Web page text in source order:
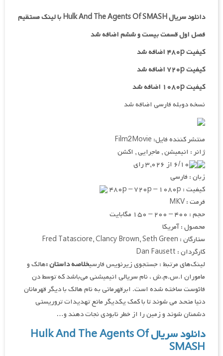
دانلود سریال Hulk And The Agents Of SMASH با لینک مستقیم
فصل اول قسمت بیست و ششم اضافه شد
کیفیت ۴۸۰p اضافه شد
کیفیت ۷۲۰p
اضافه شد
کیفیت ۱۰۸۰p اضافه شد
نسخه دوبله فارسی اضافه شد
منتشر کننده فایل: Film2Movie
ژانر : انیمیشن , ماجرایی , اکشن
۶/۱۰ از ۳,۰۲۶ رای
زبان : فارسی
کیفیت : ۴۸۰p – ۷۲۰p – ۱۰۸۰p
فرمت : MKV
حجم : ۴۰۰ – ۲۰۰ – ۱۵۰ مگابایت
محصول : آمریکا
ستارگان : Fred Tatasciore, Clancy Brown, Seth Green
کارگردان : Dan Fausett
لینک‌های مرتبط : جستجوی زیرنویس فارسیخلاصه داستان :هالک و
ماموران ا.س.م.ش ، نام سریالی انیمیشنی می‌باشد که توسط دن
فائوست ساخته شده است. ابرقهرمانی به نام هالک با دیگر قهرمانان
دنیا متحد می شوند تا با کمک یکدیگر مانع تهدیدات تروریستی
دشمنان شوند و زمین را از خطر نابودی نجات دهند و…
دانلود سریال Hulk And The Agents Of
SMASH